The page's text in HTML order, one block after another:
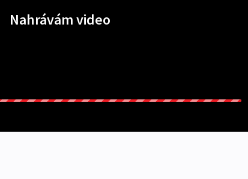
Nahrávám video